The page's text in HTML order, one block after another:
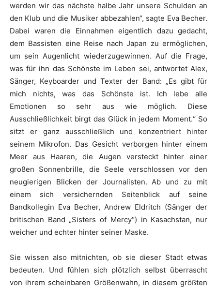
werden wir das nächste halbe Jahr unsere Schulden an
den Klub und die Musiker abbezahlen“, sagte Eva Becher.
Dabei waren die Einnahmen eigentlich dazu gedacht,
dem Bassisten eine Reise nach Japan zu ermöglichen,
um sein Augenlicht wiederzugewinnen. Auf die Frage,
was für ihn das Schönste im Leben sei, antwortet Alex,
Sänger, Keyboarder und Texter der Band: „Es gibt für
mich nichts, was das Schönste ist. Ich lebe alle
Emotionen so sehr aus wie möglich. Diese
Ausschließlichkeit birgt das Glück in jedem Moment.“ So
sitzt er ganz ausschließlich und konzentriert hinter
seinem Mikrofon. Das Gesicht verborgen hinter einem
Meer aus Haaren, die Augen versteckt hinter einer
großen Sonnenbrille, die Seele verschlossen vor den
neugierigen Blicken der Journalisten. Ab und zu mit
einem sich versichernden Seitenblick auf seine
Bandkollegin Eva Becher, Andrew Eldritch (Sänger der
britischen Band „Sisters of Mercy“) in Kasachstan, nur
weicher und echter hinter seiner Maske.
Sie wissen also mitnichten, ob sie dieser Stadt etwas
bedeuten. Und fühlen sich plötzlich selbst überrascht
von ihrem scheinbaren Größenwahn, in diesem größten